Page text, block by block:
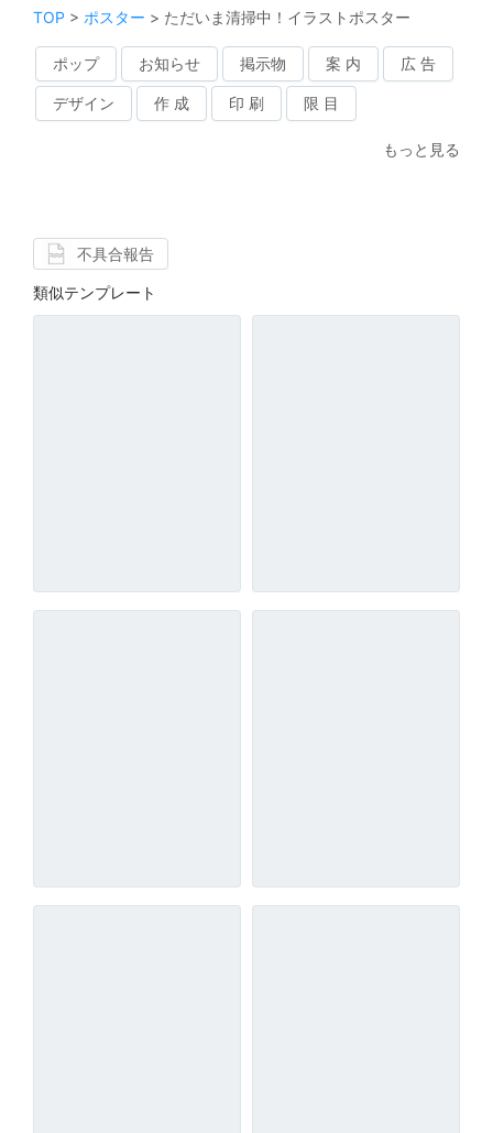
TOP > ポスター > ただいま清掃中！イラストポスター
ポップ お知らせ 掲示物 案 内 広 告
デザイン 作 成 印 刷 限 目
もっと見る
不具合報告
類似テンプレート